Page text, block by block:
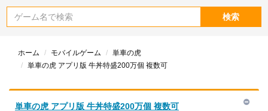
検索
ホーム モバイルゲーム
単車の虎
単車の虎 アプリ版 牛丼特盛200万個 複数可
単車の虎 アプリ版 牛丼特盛200万個 複数可